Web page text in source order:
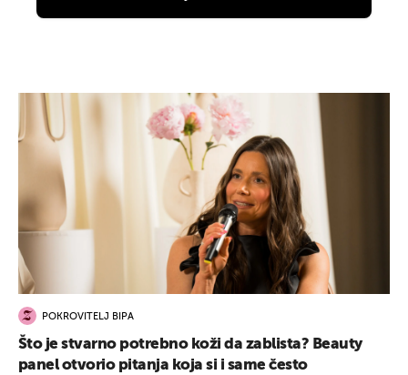
POKROVITELJ BIPA
Što je stvarno potrebno koži da zablista? Beauty
panel otvorio pitanja koja si i same često